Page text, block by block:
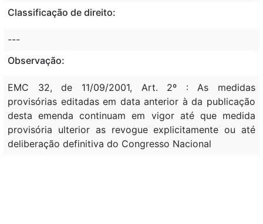
Classificação de direito:
---
Observação:
EMC 32, de 11/09/2001, Art. 2º : As medidas
provisórias editadas em data anterior à da publicação
desta emenda continuam em vigor até que medida
provisória ulterior as revogue explicitamente ou até
deliberação definitiva do Congresso Nacional